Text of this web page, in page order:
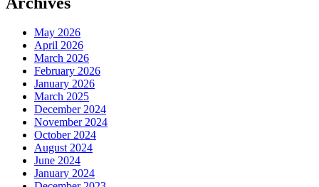
May 2026
April 2026
March 2026
February 2026
January 2026
March 2025
December 2024
November 2024
October 2024
August 2024
June 2024
January 2024